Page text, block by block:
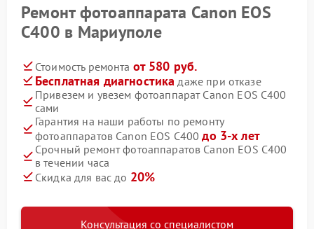
Ремонт фотоаппарата Canon EOS
C400 в Мариуполе
Стоимость ремонта от 580 руб.
Бесплатная диагностика даже при отказе
Привезем и увезем фотоаппарат Canon EOS C400
сами
Гарантия на наши работы по ремонту
фотоаппаратов Canon EOS C400до 3-х лет
Срочный ремонт фотоаппаратов Canon EOS C400
в течении часа
Скидка для вас до 20%
Консультация со специалистом